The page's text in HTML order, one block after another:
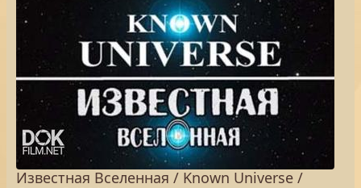
Известная Вселенная / Known Universe /